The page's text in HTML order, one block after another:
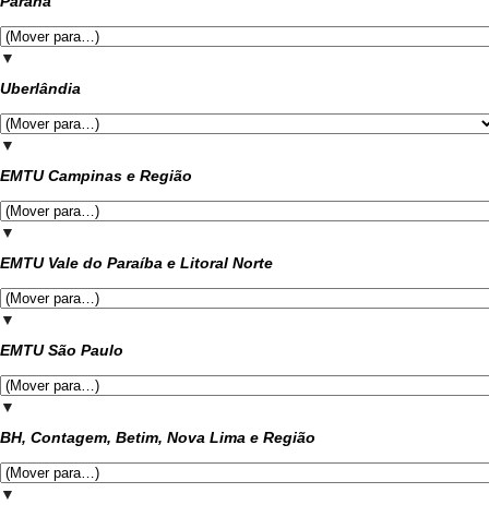
▼
Uberlândia
▼
EMTU Campinas e Região
▼
EMTU Vale do Paraíba e Litoral Norte
▼
EMTU São Paulo
▼
BH, Contagem, Betim, Nova Lima e Região
▼